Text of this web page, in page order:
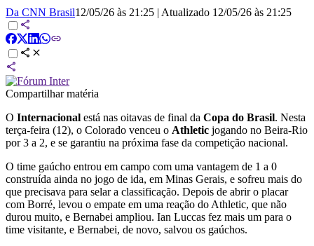
Da CNN Brasil12/05/26 às 21:25 | Atualizado 12/05/26 às 21:25
Compartilhar matéria
O Internacional está nas oitavas de final da Copa do Brasil. Nesta
terça-feira (12), o Colorado venceu o Athletic jogando no Beira-Rio
por 3 a 2, e se garantiu na próxima fase da competição nacional.
O time gaúcho entrou em campo com uma vantagem de 1 a 0
construída ainda no jogo de ida, em Minas Gerais, e sofreu mais do
que precisava para selar a classificação. Depois de abrir o placar
com Borré, levou o empate em uma reação do Athletic, que não
durou muito, e Bernabei ampliou. Ian Luccas fez mais um para o
time visitante, e Bernabei, de novo, salvou os gaúchos.